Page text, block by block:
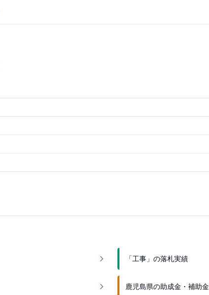
「工事」の落札実績
鹿児島県の助成金・補助金